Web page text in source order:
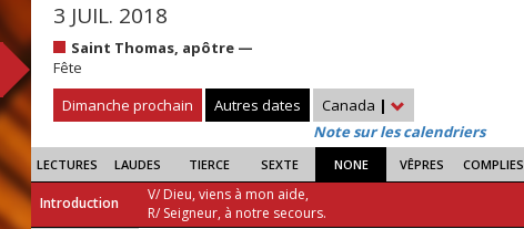
3 JUIL. 2018
Saint Thomas, apôtre —
Fête
Dimanche prochain
Autres dates Canada |
Note sur les calendriers
LECTURES LAUDES TIERCE SEXTE NONE VÊPRES COMPLIES
Introduction
V/ Dieu, viens à mon aide,
R/ Seigneur, à notre secours.